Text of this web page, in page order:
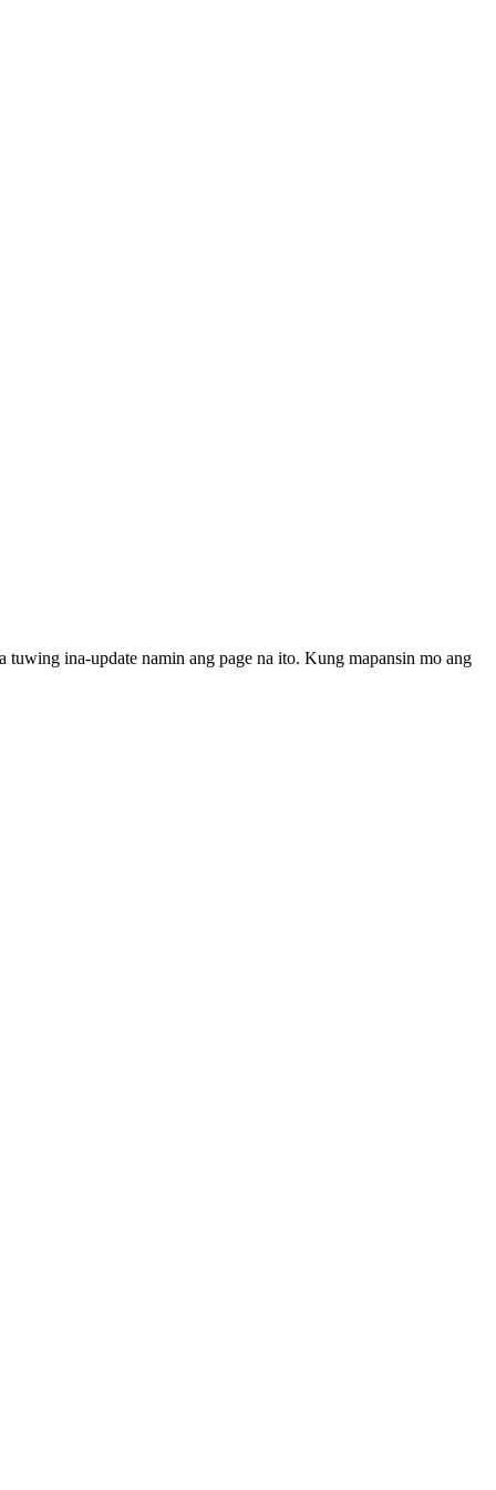
ina-update namin ang page na ito. Kung mapansin mo ang